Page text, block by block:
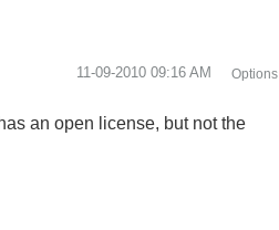
‎11-09-2010 09:16 AM Options
an open license, but not the